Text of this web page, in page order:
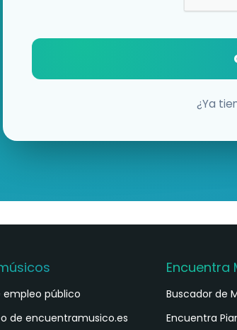
¿Ya
público
de encuentramusico.es
Encuentra
Buscador de
Encuentra